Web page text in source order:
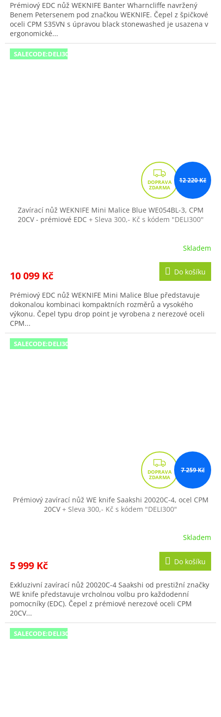
Prémiový EDC nůž WEKNIFE Banter Wharncliffe navržený
Benem Petersenem pod značkou WEKNIFE. Čepel z špičkové
oceli CPM S35VN s úpravou black stonewashed je usazena v
ergonomické...
SALECODE:DELI300:300:fix:CZK
Z
D
A
R
M
12 220 Kč
Zavírací nůž WEKNIFE Mini Malice Blue WE054BL-3, CPM
20CV - prémiové EDC + Sleva 300,- Kč s kódem "DELI300"
Skladem
10 099 Kč Do košíku
Prémiový EDC nůž WEKNIFE Mini Malice Blue představuje
dokonalou kombinaci kompaktních rozměrů a vysokého
výkonu. Čepel typu drop point je vyrobena z nerezové oceli
CPM...
SALECODE:DELI300:300:fix:CZK
Z
D
A
R
M
7 259 Kč
Prémiový zavírací nůž WE knife Saakshi 20020C-4, ocel CPM
20CV+ Sleva 300,- Kč s kódem "DELI300"
Skladem
5 999 Kč Do košíku
Exkluzivní zavírací nůž 20020C-4 Saakshi od prestižní značky
WE knife představuje vrcholnou volbu pro každodenní
pomocníky (EDC). Čepel z prémiové nerezové oceli CPM
20CV...
SALECODE:DELI300:300:fix:CZK